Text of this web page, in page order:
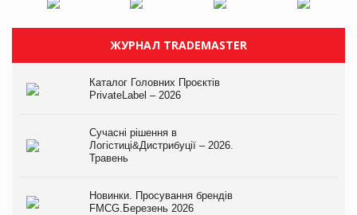
ЖУРНАЛ TRADEMASTER
Каталог Головних Проєктів
PrivateLabel – 2026
Сучасні рішення в
Логістиці&Дистрибуції – 2026.
Травень
Новинки. Просування брендів
FMCG.Березень 2026